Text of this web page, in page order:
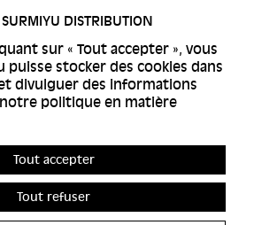
DISTRIBUTION
sur « Tout accepter », vous
puisse stocker des cookies dans
divulguer des informations
politique en matière
Tout accepter
Tout refuser